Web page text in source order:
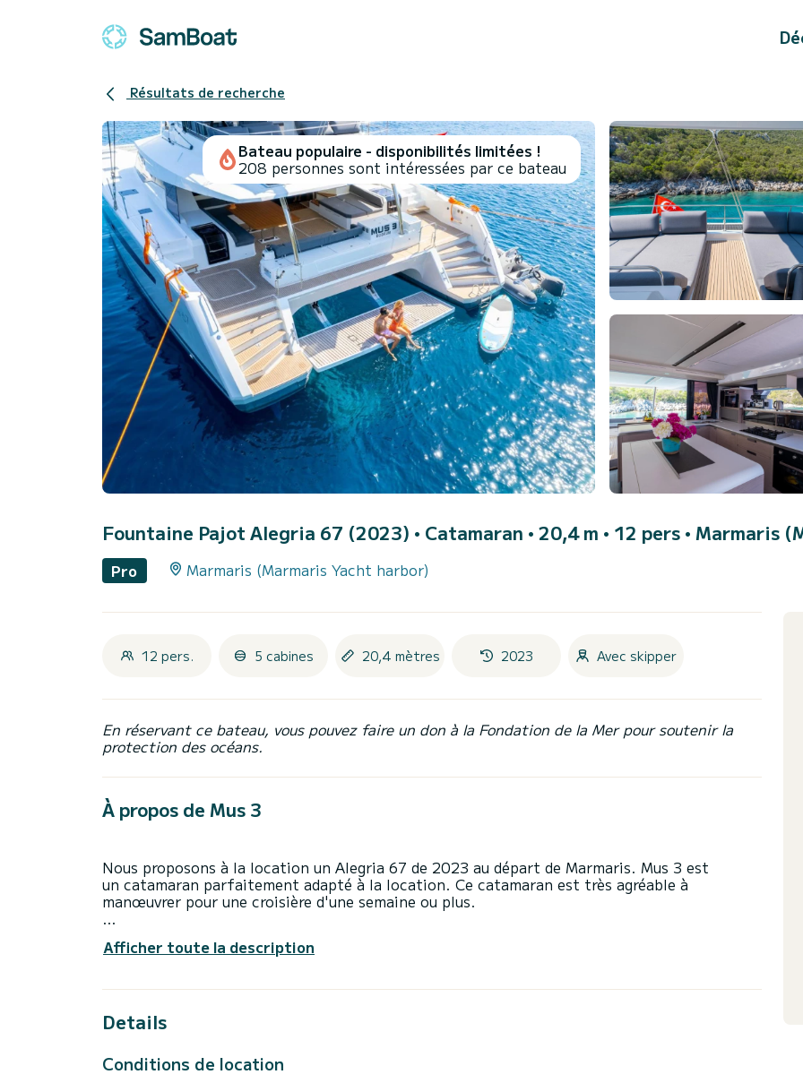
Résultats de recherche
Bateau populaire - disponibilités limitées !
208 personnes sont intéressées par ce bateau
Fountaine Pajot Alegria 67 (2023) • Catamaran • 20,4 m • 12 pers • Marmaris
Pro Marmaris (Marmaris Yacht harbor)
12 pers. 5 cabines 20,4 mètres 2023 Avec skipper
En réservant ce bateau, vous pouvez faire un don à la Fondation de la Mer pour soutenir la
protection des océans.
À propos de Mus 3
Nous proposons à la location un Alegria 67 de 2023 au départ de Marmaris. Mus 3 est
un catamaran parfaitement adapté à la location. Ce catamaran est très agréable à
manœuvrer pour une croisière d'une semaine ou plus.
Avec une longueur totale de 20 mètres, il sera votre meilleur allié pour passer des vacances
notamment les équipements suivants : Propulseur d'étrave, Douche de pont, Panneau solaire,
Dessalinisateur, Climatisation, Winch électrique, Lave vaisselle, Réfrigérateur extérieur.
Afficher toute la description
Details
Conditions de location